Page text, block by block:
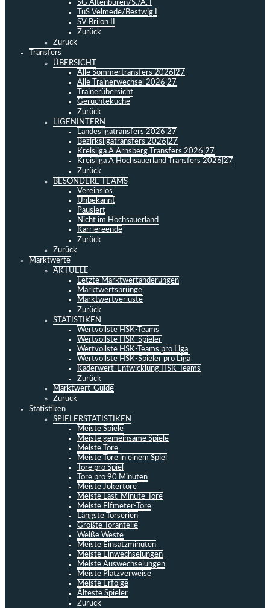
SG Altenbüren/S./A. I
TuS Velmede/Bestwig I
SV Brilon II
Zurück
Zurück
Transfers
ÜBERSICHT
Alle Sommertransfers 2026|27
Alle Trainerwechsel 2026|27
Trainerübersicht
Gerüchteküche
Zurück
LIGENINTERN
Landesligatransfers 2026|27
Bezirksligatransfers 2026|27
Kreisliga A Arnsberg Transfers 2026|27
Kreisliga A Hochsauerland Transfers 2026|27
Zurück
BESONDERE TEAMS
Vereinslos
Unbekannt
Pausiert
Nicht im Hochsauerland
Karriereende
Zurück
Zurück
Marktwerte
AKTUELL
Letzte Marktwertänderungen
Marktwertsprünge
Marktwertverluste
Zurück
STATISTIKEN
Wertvollste HSK-Teams
Wertvollste HSK-Spieler
Wertvollste HSK-Teams pro Liga
Wertvollste HSK-Spieler pro Liga
Kaderwert-Entwicklung HSK-Teams
Zurück
Marktwert-Guide
Zurück
Statistiken
SPIELERSTATISTIKEN
Meiste Spiele
Meiste gemeinsame Spiele
Meiste Tore
Meiste Tore in einem Spiel
Tore pro Spiel
Tore pro 90 Minuten
Meiste Jokertore
Meiste Last-Minute-Tore
Meiste Elfmeter-Tore
Längste Torserien
Größte Toranteile
Weiße Weste
Meiste Einsatzminuten
Meiste Einwechselungen
Meiste Auswechselungen
Meiste Platzverweise
Meiste Erfolge
Älteste Spieler
Zurück